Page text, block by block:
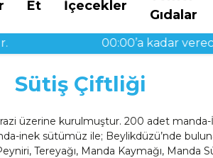
Et İçecekler
Gıdalar
00:00’a kadar
Sütiş Çiftliği
üzerine kurulmuştur. 200 adet
inek sütümüz ile; Beylikdüzü’nde
Tereyağı, Manda Kaymağı, Manda